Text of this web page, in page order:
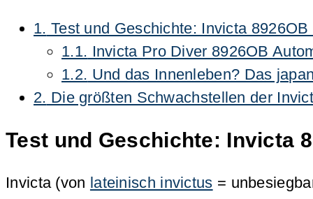
1. Test und Geschichte: Invicta
1.1. Invicta Pro Diver 8926OB
1.2. Und das Innenleben? Das
2. Die größten Schwachstellen der
Test und Geschichte: Invicta
Invicta (von lateinisch invictus =